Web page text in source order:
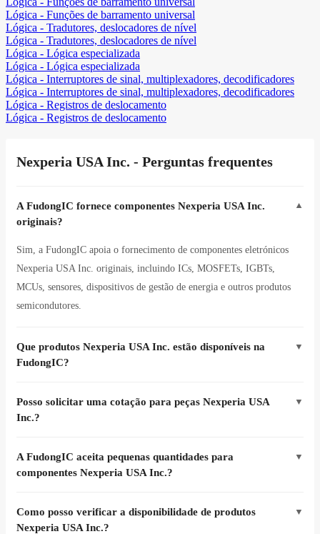
Lógica - Funções de barramento universal
Lógica - Tradutores, deslocadores de nível
Lógica - Tradutores, deslocadores de nível
Lógica - Lógica especializada
Lógica - Lógica especializada
Lógica - Interruptores de sinal, multiplexadores, decodificadores
Lógica - Interruptores de sinal, multiplexadores, decodificadores
Lógica - Registros de deslocamento
Lógica - Registros de deslocamento
Nexperia USA Inc. - Perguntas frequentes
A FudongIC fornece componentes Nexperia USA Inc.
originais?
▼
Sim, a FudongIC apoia o fornecimento de componentes eletrónicos
Nexperia USA Inc. originais, incluindo ICs, MOSFETs, IGBTs,
MCUs, sensores, dispositivos de gestão de energia e outros produtos
semicondutores.
Que produtos Nexperia USA Inc. estão disponíveis na
FudongIC?
▼
Posso solicitar uma cotação para peças Nexperia USA
Inc.?
▼
A FudongIC aceita pequenas quantidades para
componentes Nexperia USA Inc.?
▼
Como posso verificar a disponibilidade de produtos
Nexperia USA Inc.?
▼